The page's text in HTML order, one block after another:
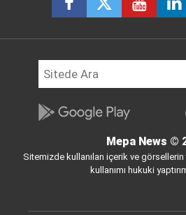
Mepa News ©
Sitemizde kullanılan içerik ve görsellerin
kullanımı hukuki